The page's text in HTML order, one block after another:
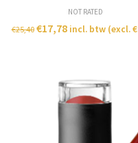
NOT RATED
€25,40 €17,78 incl. btw (excl.€